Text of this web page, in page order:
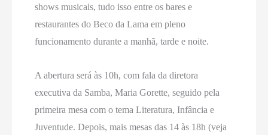
shows musicais, tudo isso entre os bares e
restaurantes do Beco da Lama em pleno
funcionamento durante a manhã, tarde e noite.
A abertura será às 10h, com fala da diretora
executiva da Samba, Maria Gorette, seguido pela
primeira mesa com o tema Literatura, Infância e
Juventude. Depois, mais mesas das 14 às 18h (veja